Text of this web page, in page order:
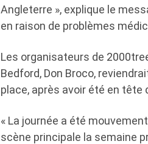
Angleterre », explique le
en raison de problèmes
Les organisateurs de
Bedford, Don Broco,
place, après avoir été en tête
« La journée a été
scène principale la semaine